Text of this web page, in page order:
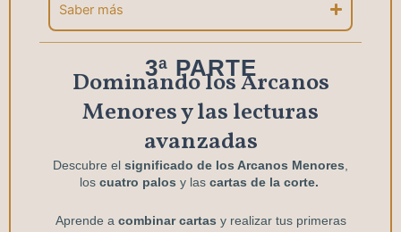
Saber más
3ª PARTE
Dominando los Arcanos
Menores y las lecturas
avanzadas
Descubre el significado de los Arcanos Menores
los cuatro palos y las cartas de la corte.
Aprende a combinar cartas y realizar tus primeras